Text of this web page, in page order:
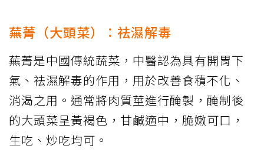
蕪菁（大頭菜）：祛濕解毒
蕪菁是中國傳統蔬菜，中醫認為具有開胃下
氣、祛濕解毒的作用，用於改善食積不化、
消渴之用。通常將肉質莖進行醃製，醃制後
的大頭菜呈黃褐色，甘鹹適中，脆嫩可口，
生吃、炒吃均可。